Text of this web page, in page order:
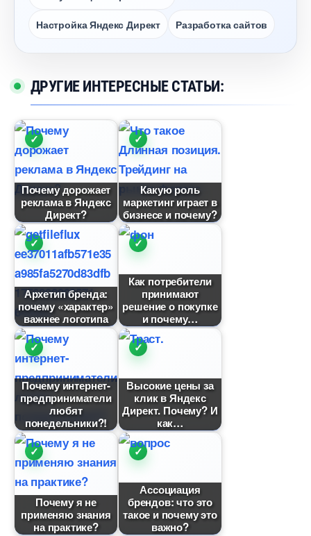
Настройка Яндекс Директ Разработка сайто
ДРУГИЕ ИНТЕРЕСНЫЕ СТАТЬИ:
Почему дорожает
реклама в Яндекс
Директ?
Какую роль
маркетинг играет
изнесе и почему?
Архетип бренда:
почему «характер»
ажнее логотипа
Как потребители
принимают
решение о покупке
и почему
Почему интернет-
предприниматели
любят
понедельники?!
ысокие цены за
клик в Яндекс
Директ. Почему? И
как
Почему я не
применяю знания
на практике?
Ассоциация
рендов: что это
такое и почему это
ажно?